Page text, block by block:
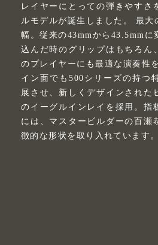
レイヤーにとっての弾きやすさ
ルモデルが誕生しました。 最大
幅。従来の43mmから43.5mmに
込んだ時のグリップはもちろん
のプレイヤーにも最適な演奏性
イン面でも500シリーズの持つ
展させ、新しくデザインされた
のイーグルインレイを採用。指
には、マスタービルダーの百瀬
徴的な形状を取り入れています。